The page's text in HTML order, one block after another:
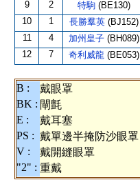
9 2 特駒 (BE130)
10 1 長勝羣英 (BJ152)
11 4 加州皇子 (BH089)
12 7 奇利威龍 (BE053)
B : 戴眼罩
BK : 閘氈
E :
戴耳塞
PS : 戴單邊半掩防沙眼罩
V :
戴開縫眼罩
"2" : 重戴